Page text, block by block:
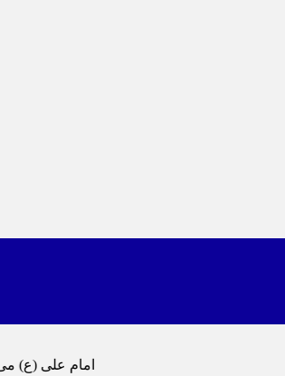
امام علی (ع) می فرماید : هر کس از خود بدگویی و